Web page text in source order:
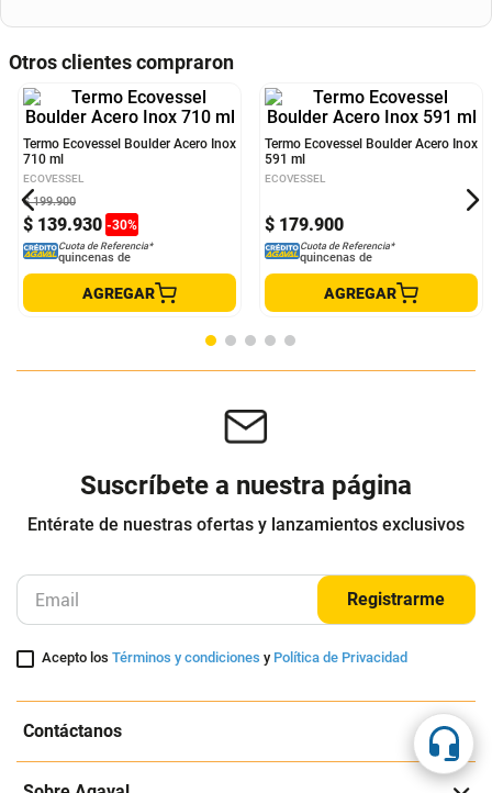
Municipio
Otros clientes compraron
ECOVESSEL
$ 139.930 -30 %
ECOVESSEL
$ 179.900
AGREGAR